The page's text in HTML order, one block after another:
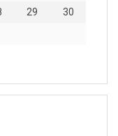
29
30